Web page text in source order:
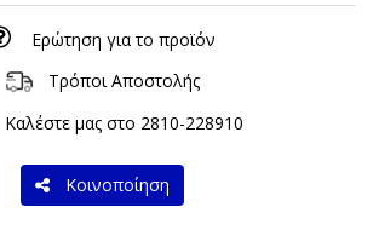
Ερώτηση για το προϊόν
Τρόποι Αποστολής
Καλέστε μας στο 2810-228910
Κοινοποίηση